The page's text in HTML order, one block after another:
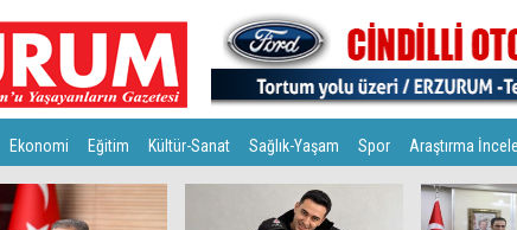
Ekonomi Eğitim Kültür-Sanat Sağlık-Yaşam Spor Araştırma